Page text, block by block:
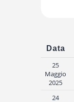
Data
25
Maggio
2025
24